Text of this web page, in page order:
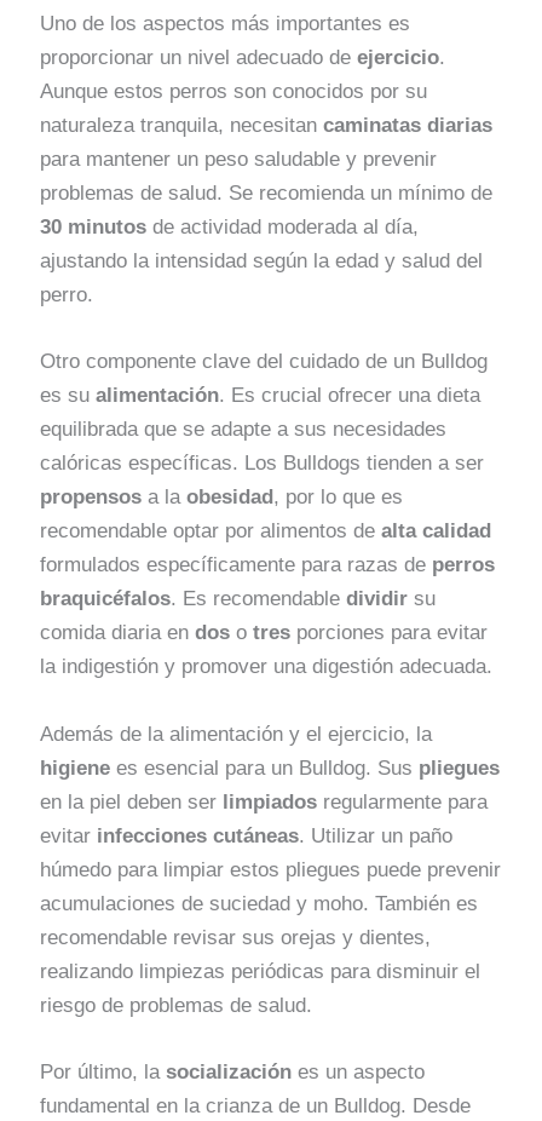
Uno de los aspectos más importantes es
proporcionar un nivel adecuado deejercicio.
Aunque estos perros son conocidos por su
naturaleza tranquila, necesitan caminatas diarias
para mantener un peso saludable y prevenir
problemas de salud. Se recomienda un mínimo de
30 minutos de actividad moderada al día,
ajustando la intensidad según la edad y salud del
perro.
Otro componente clave del cuidado de un Bulldog
es sualimentación. Es crucial ofrecer una dieta
equilibrada que se adapte a sus necesidades
calóricas específicas. Los Bulldogs tienden a ser
propensosa laobesidad , por lo que es
recomendable optar por alimentos dealta calidad
formulados específicamente para razas de perros
braquicéfalos. Es recomendabledividirsu
comida diaria endosotres porciones para evitar
la indigestión y promover una digestión adecuada.
Además de la alimentación y el ejercicio, la
higienees esencial para un Bulldog. Sus pliegues
en la piel deben ser limpiados regularmente para
evitar infecciones cutáneas. Utilizar un paño
húmedo para limpiar estos pliegues puede prevenir
acumulaciones de suciedad y moho. También es
recomendable revisar sus orejas y dientes,
realizando limpiezas periódicas para disminuir el
riesgo de problemas de salud.
Por último, lasocializaciónes un aspecto
fundamental en la crianza de un Bulldog. Desde